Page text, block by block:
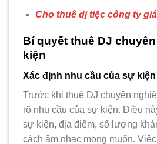
Cho thuê dj tiệc công ty
Bí quyết thuê DJ
kiện
Xác định nhu cầu của sự kiện
Trước khi thuê DJ chuyên
rõ nhu cầu của sự kiện. Điều
sự kiện, địa điểm, số lượng
cách âm nhạc mong muốn.